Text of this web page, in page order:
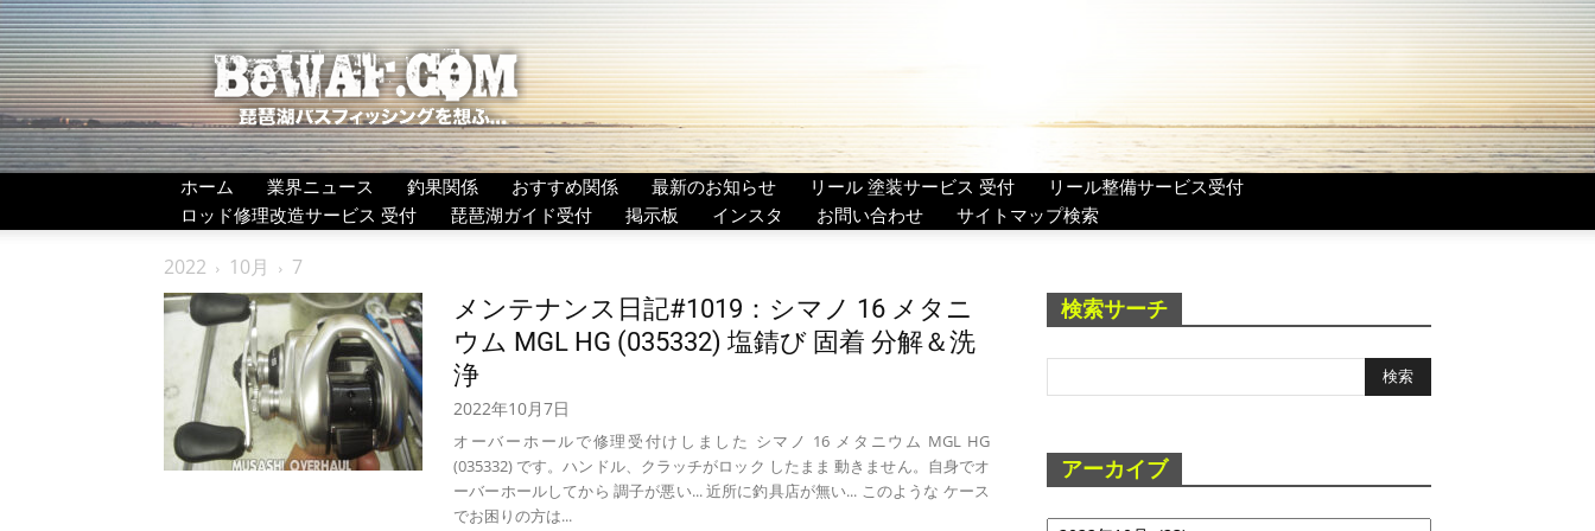
BeWAF
(ビ
ワ
エ
フ）
ホーム 業界ニュース 釣果関係 おすすめ関係 最新のお知らせ リール 塗装サービス 受付
リール整備サービス受付
ロッド修理改造サービス 受付
琵琶湖ガイド受付 掲示板 インスタ お問い合わせ サイトマップ検索
2022 10月 7
メンテナンス日記#1019：シマノ 16 メタニ
ウム MGL HG (035332) 塩錆び 固着 分解＆洗
浄
2022年10月7日
オーバーホールで修理受付けしました シマノ 16 メタニウム MGL HG
(035332) です。ハンドル、クラッチがロック したまま 動きません。自身でオ
ーバーホールしてから 調子が悪い... 近所に釣具店が無い... このような ケース
でお困りの方は...
検索サーチ
アーカイブ
ア